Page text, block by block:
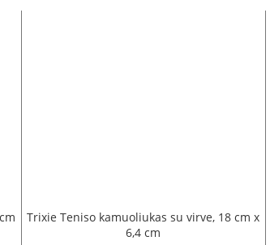
Trixie Teniso kamuoliukas su virve, 18 cm x
6,4 cm